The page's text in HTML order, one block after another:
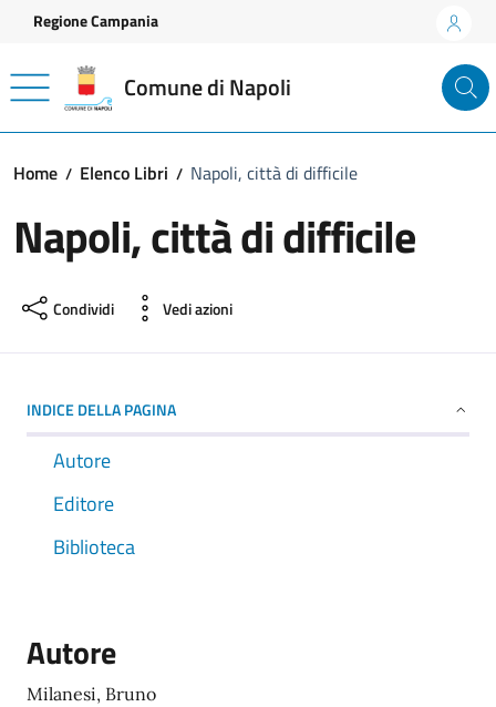
Vai ai contenuti
Vai al footer
Regione Campania
Comune di Napoli
Home Elenco Libri Napoli, città di difficile
Napoli, città di difficile
Condividi Vedi azioni
INDICE DELLA PAGINA
Autore
Editore
Biblioteca
Autore
Milanesi, Bruno